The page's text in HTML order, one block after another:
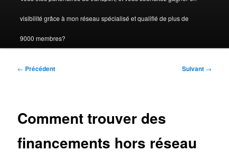
visibilité grâce à mon réseau spécialisé et qualifié de plus de
9000 membres?
Navigation
← Précédent Suivant →
Comment trouver des
financements hors réseau